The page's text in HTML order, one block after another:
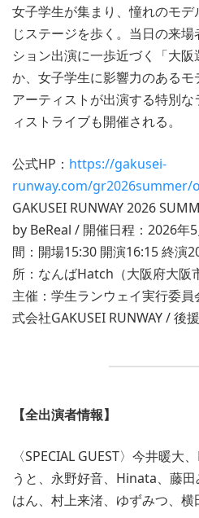
女子学生が集まり、憧れのモ
じステージを歩く。当日の来
ション出演に一歩近づく「大
か、女子学生に影響力のあるモ
アーティストが出演する特別
ィストライブも開催される。
公式HP： https://gakusei-
runway.com/gr2026summer/
GAKUSEI RUNWAY 2026
by BeReal / 開催日程：2026年
間：開場15:30 開演16:15 終演
所：なんばHatch（大阪府大阪
主催：学生ランウェイ実行委
式会社GAKUSEI RUNWAY / 後
【全出演者情報】
〈SPECIAL GUEST〉今井暖大
うと、永野好音、Hinata、藤
はん、村上来渚、ゆずみつ、横